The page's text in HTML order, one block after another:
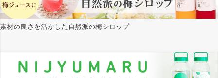
素材の良さを活かした自然派の梅シロップ